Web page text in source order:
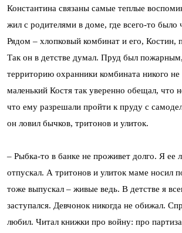
Константина связаны самые теплые
жил с родителями в доме, где всего-то было
Рядом – хлопковый комбинат и его, Костин,
Так он в детстве думал. Пруд был
территорию охранники комбината никого
маленький Костя так уверенно обещал, что
что ему разрешали пройти к пруду с
он ловил бычков, тритонов и улиток.
– Рыбка-то в банке не проживет долго. Я ее
отпускал. А тритонов и улиток маме носил
тоже выпускал – живые ведь. В детстве я
заступался. Девчонок никогда не обижал.
любил. Читал книжки про войну: про